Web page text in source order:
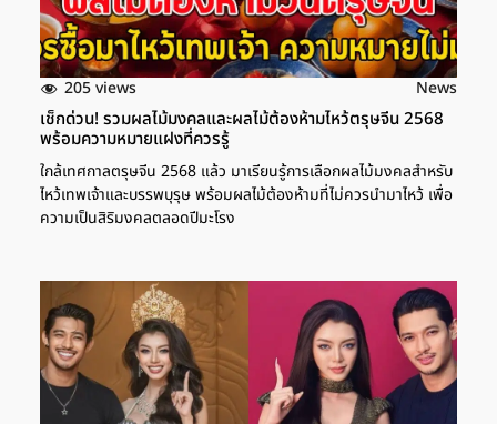
205 views News
เช็กด่วน! รวมผลไม้มงคลและผลไม้ต้องห้ามไหว้ตรุษจีน 2568
พร้อมความหมายแฝงที่ควรรู้
ใกล้เทศกาลตรุษจีน 2568 แล้ว มาเรียนรู้การเลือกผลไม้มงคลสำหรับ
ไหว้เทพเจ้าและบรรพบุรุษ พร้อมผลไม้ต้องห้ามที่ไม่ควรนำมาไหว้ เพื่อ
ความเป็นสิริมงคลตลอดปีมะโรง